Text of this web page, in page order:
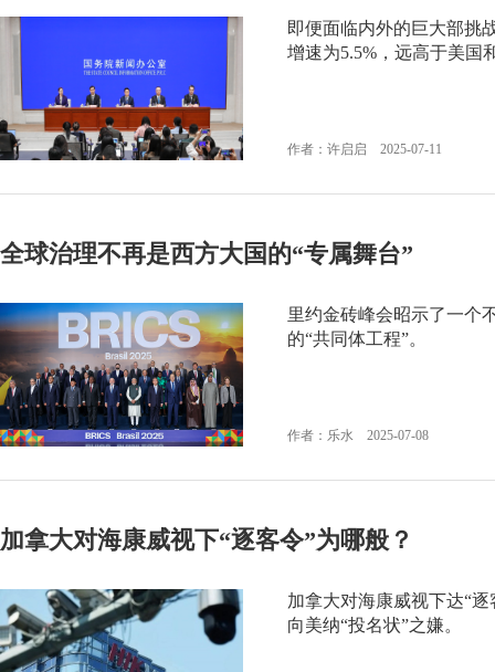
即便面临内外的巨大部挑
增速为5.5%，远高于美国
作者：许启启 2025-07-11
全球治理不再是西方大国的“专属舞台”
里约金砖峰会昭示了一个
的“共同体工程”。
作者：乐水 2025-07-08
加拿大对海康威视下“逐客令”为哪般？
加拿大对海康威视下达“
向美纳“投名状”之嫌。